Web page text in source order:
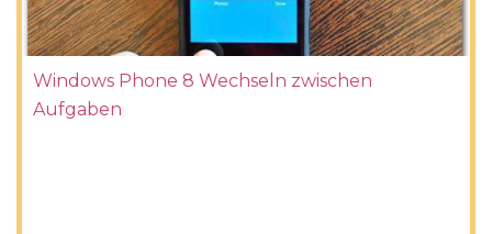
Windows Phone 8 Wechseln zwischen
Aufgaben